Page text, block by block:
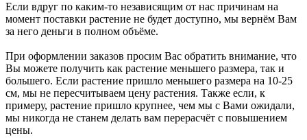
Если вдруг по каким-то независящим от нас причинам на
момент поставки растение не будет доступно, мы вернём Вам
за него деньги в полном объёме.
При оформлении заказов просим Вас обратить внимание, что
Вы можете получить как растение меньшего размера, так и
большего. Если растение пришло меньшего размера на 10-25
см, мы не пересчитываем цену растения. Также если, к
примеру, растение пришло крупнее, чем мы с Вами ожидали,
мы никогда не станем делать вам перерасчёт с повышением
цены.